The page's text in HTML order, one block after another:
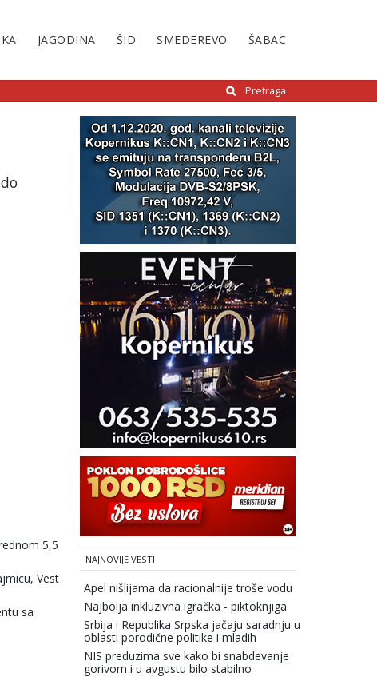
JAGODINA ŠID SMEDEREVO ŠABAC
Pretraga
5,5
Vest
sa
NAJNOVIJE VESTI
Apel nišlijama da racionalnije troše vodu
Najbolja inkluzivna igračka - piktoknjiga
Srbija i Republika Srpska jačaju saradnju u
oblasti porodične politike i mladih
NIS preduzima sve kako bi snabdevanje
gorivom i u avgustu bilo stabilno